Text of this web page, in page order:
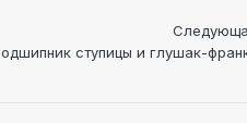
ступицы и глушак-